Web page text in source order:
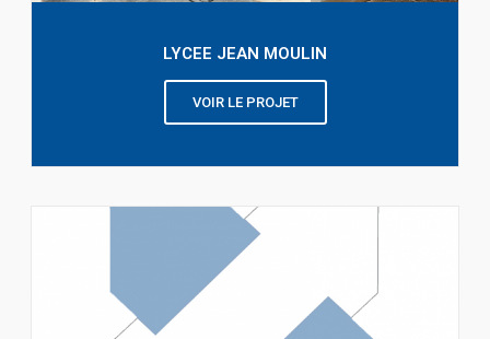
LYCEE JEAN MOULIN
VOIR LE PROJET